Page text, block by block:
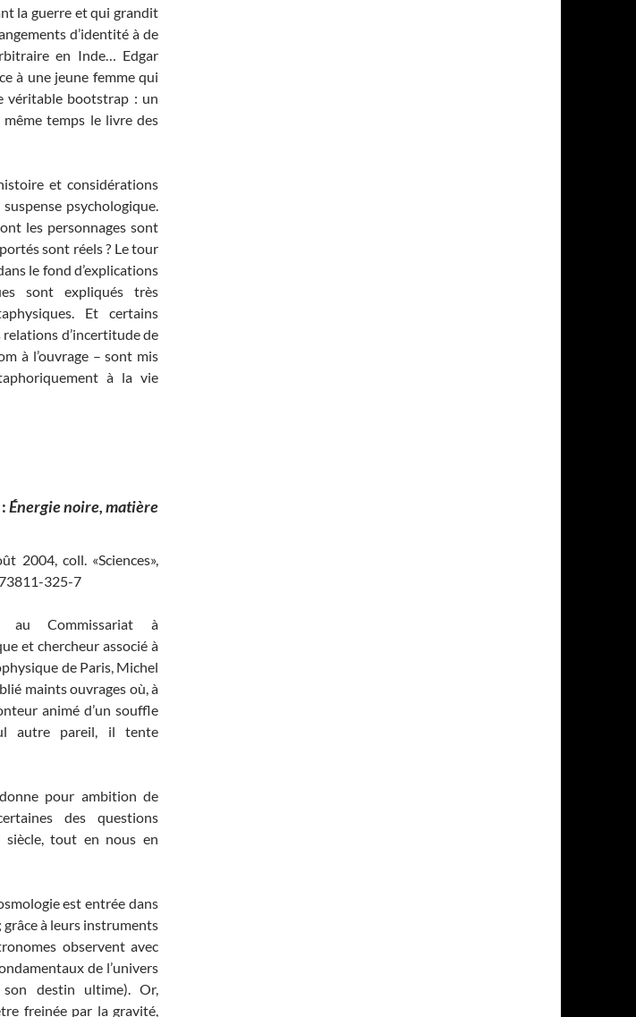
la guerre et qui grandit
d’identité à de
en Inde… Edgar
à une jeune femme qui
véritable bootstrap : un
temps le livre des
et considérations
psychologique.
les personnages sont
sont réels ? Le tour
le fond d’explications
sont expliqués très
Et certains
relations d’incertitude de
à l’ouvrage – sont mis
à la vie
Énergie noire, matière
2004, coll. «Sciences»,
325-7
au Commissariat à
et chercheur associé à
de Paris, Michel
maints ouvrages où, à
animé d’un souffle
autre pareil, il tente
pour ambition de
des questions
siècle, tout en nous en
est entrée dans
grâce à leurs instruments
observent avec
de l’univers
destin ultime). Or,
freinée par la gravité,